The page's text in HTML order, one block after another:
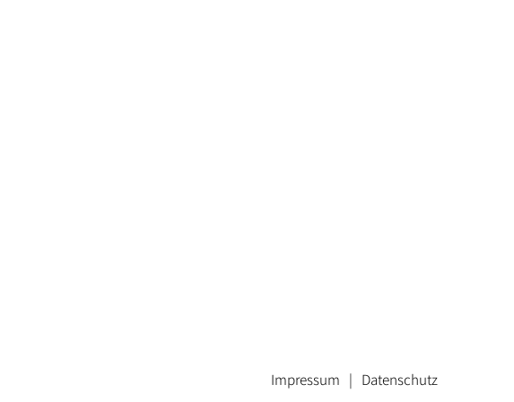
Impressum Datenschutz